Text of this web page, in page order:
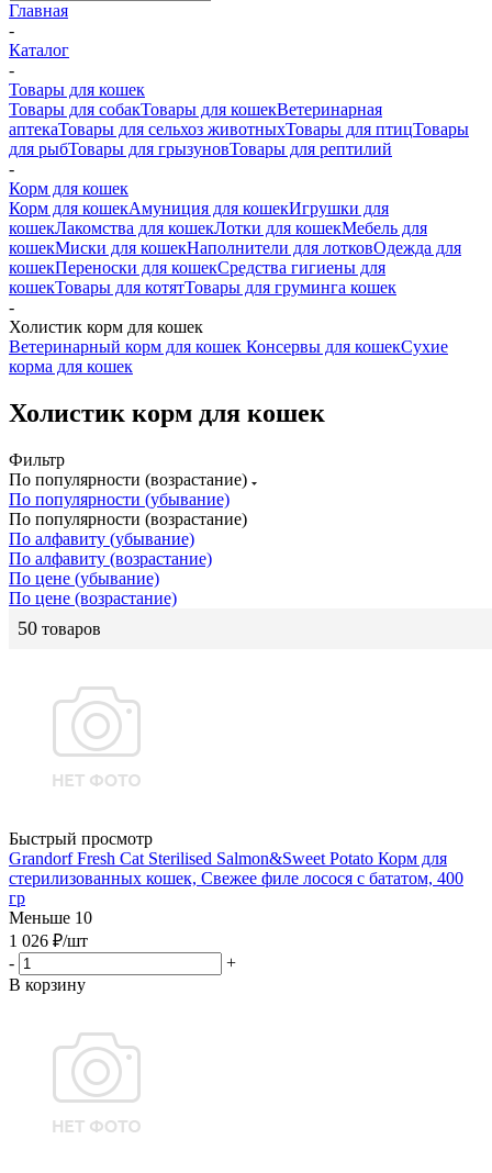
Главная
-
Каталог
-
Товары для кошек
Товары для собакТовары для кошекВетеринарная
аптекаТовары для сельхоз животныхТовары для птицТовары
для рыбТовары для грызуновТовары для рептилий
-
Корм для кошек
Корм для кошекАмуниция для кошекИгрушки для
кошекЛакомства для кошекЛотки для кошекМебель для
кошекМиски для кошекНаполнители для лотковОдежда для
кошекПереноски для кошекСредства гигиены для
кошекТовары для котятТовары для груминга кошек
-
Холистик корм для кошек
Ветеринарный корм для кошек Консервы для кошекСухие
корма для кошек
Холистик корм для кошек
Фильтр
По популярности (возрастание)
По популярности (убывание)
По популярности (возрастание)
По алфавиту (убывание)
По алфавиту (возрастание)
По цене (убывание)
По цене (возрастание)
50 товаров
Быстрый просмотр
Grandorf Fresh Cat Sterilised Salmon&Sweet Potato Корм для
стерилизованных кошек, Свежее филе лосося с бататом, 400
гр
Меньше 10
1 026 ₽/шт
-
+
В корзину